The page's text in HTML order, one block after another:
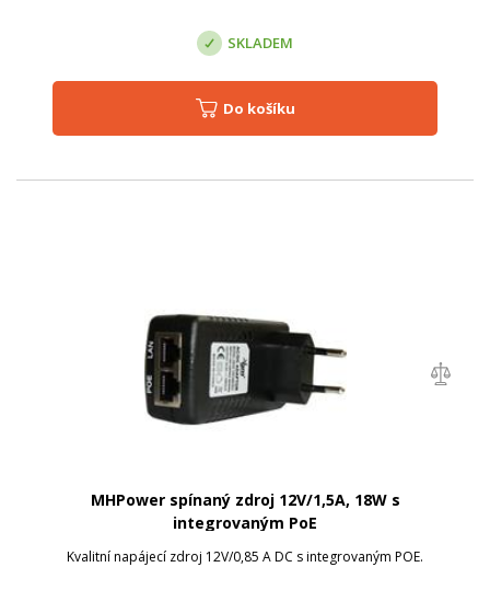
SKLADEM
Do košíku
MHPower spínaný zdroj 12V/1,5A, 18W s
integrovaným PoE
Kvalitní napájecí zdroj 12V/0,85 A DC s integrovaným POE.